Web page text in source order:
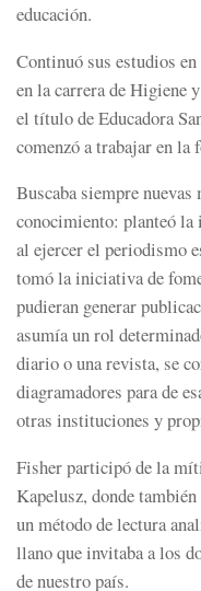
educación.
Continuó sus estudios
en la carrera de Higiene
el título de Educadora
comenzó a trabajar en la
Buscaba siempre
conocimiento: planteó la
al ejercer el periodismo
tomó la iniciativa de
pudieran generar
asumía un rol
diario o una revista, se
diagramadores para de
otras instituciones y
Fisher participó de la
Kapelusz, donde
un método de lectura
llano que invitaba a los
de nuestro país.